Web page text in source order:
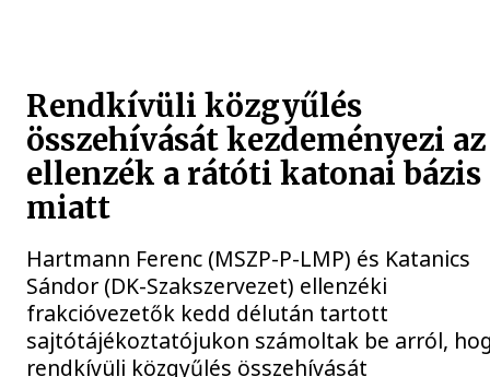
Rendkívüli közgyűlés
összehívását kezdeményezi az
ellenzék a rátóti katonai bázis
miatt
Hartmann Ferenc (MSZP-P-LMP) és Katanics
Sándor (DK-Szakszervezet) ellenzéki
frakcióvezetők kedd délután tartott
sajtótájékoztatójukon számoltak be arról,
rendkívüli közgyűlés összehívását